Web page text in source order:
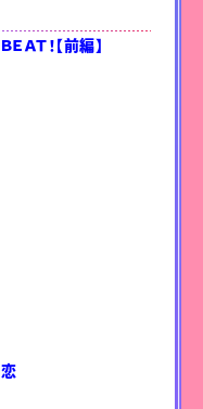
ＡＴ！【前編】